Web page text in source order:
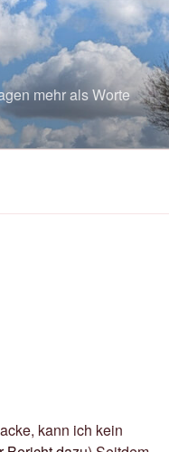
mehr als Worte
kann ich kein